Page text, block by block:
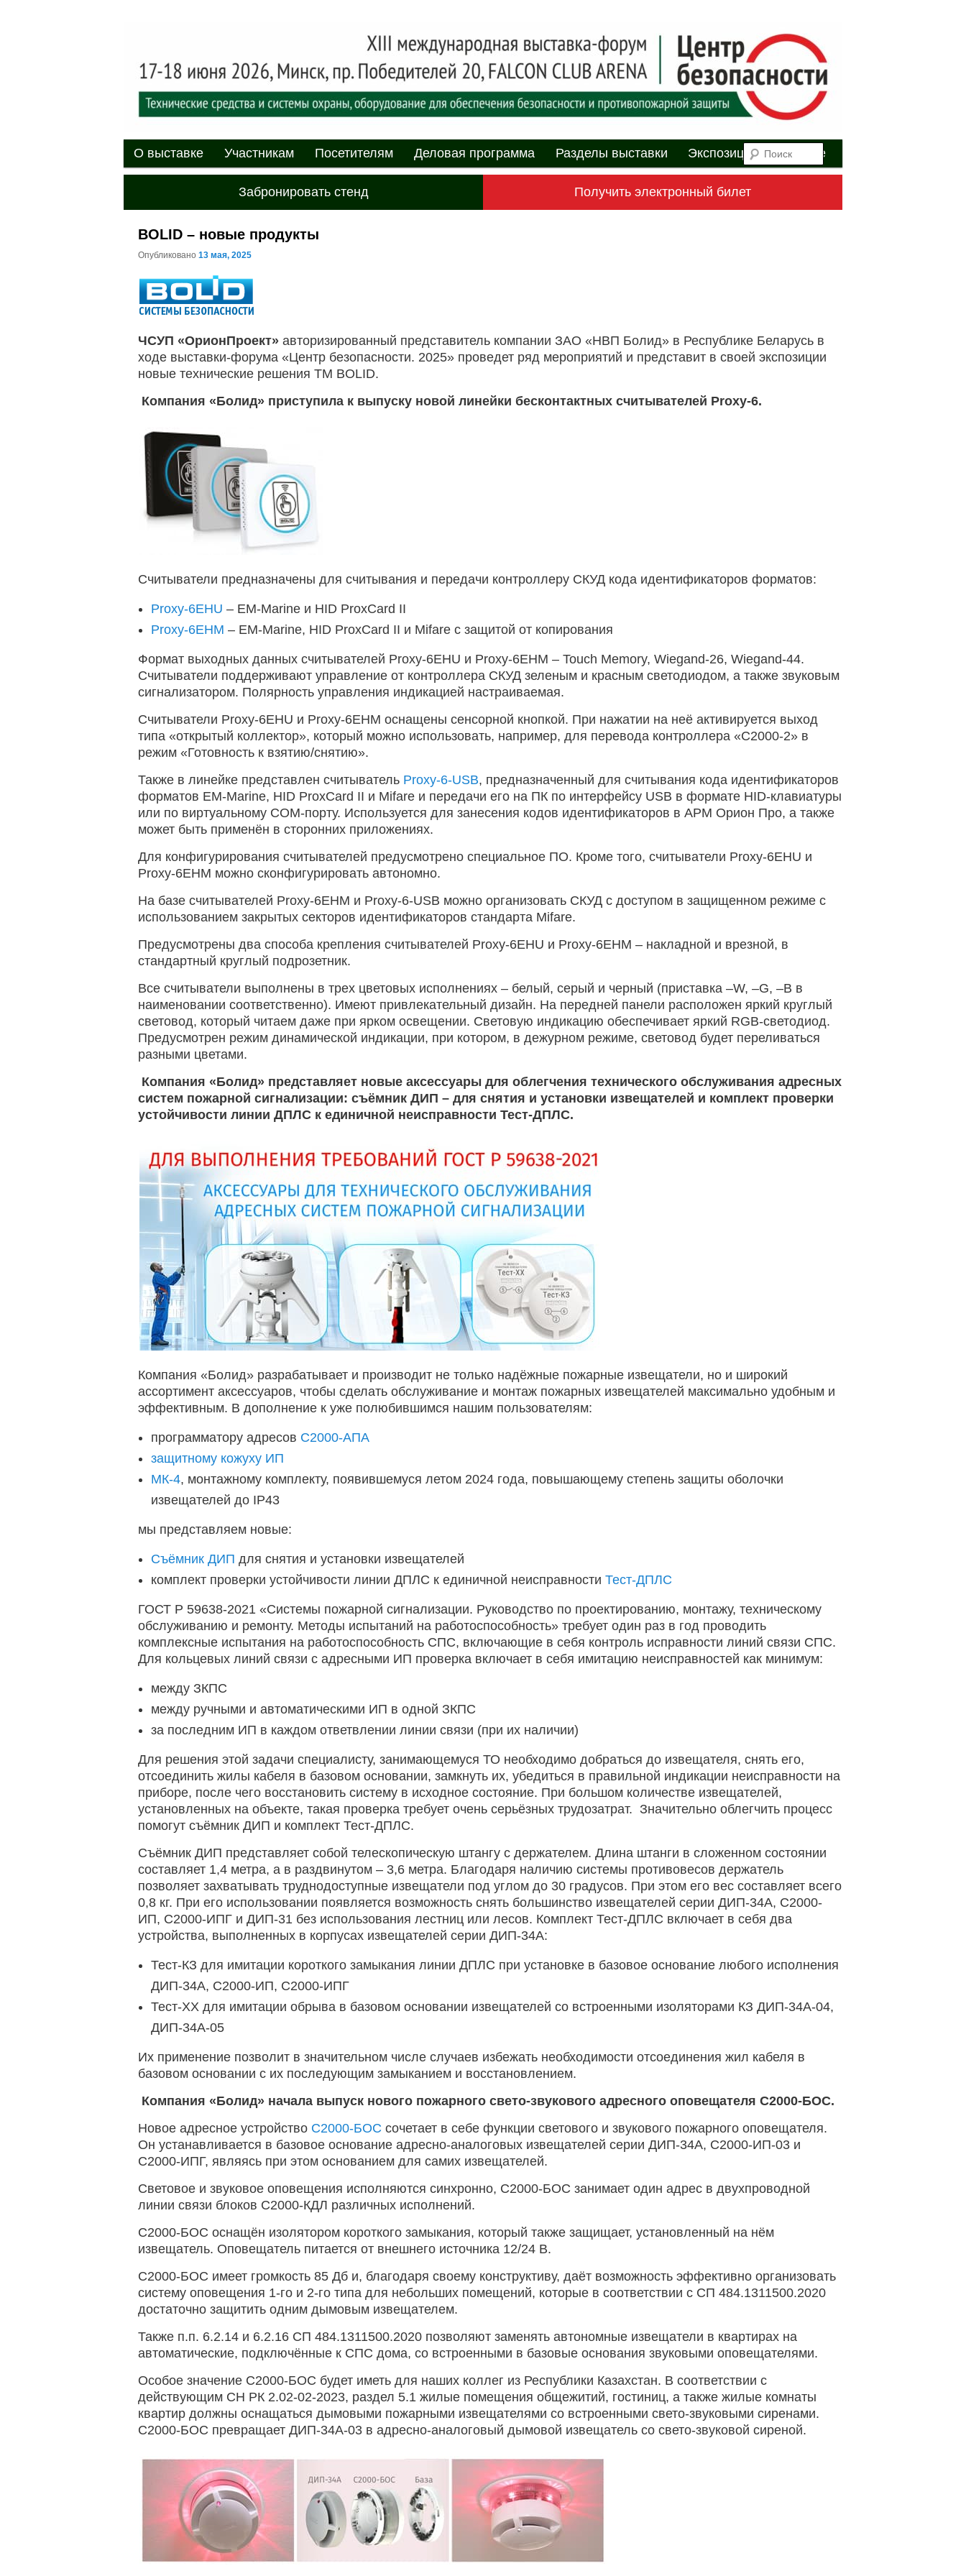
XII международная выставка-форум
«Центр безопасности»
обеспечения безопасности и противопожарной защиты. 4-5 июня 2025, Минск, пр. Победителей,
Поиск
Главное меню
Перейти к основному содержимому
Перейти к дополнительному содержимому
О выставке Участникам Посетителям Деловая программа Разделы выставки Экспозиция Youtube
Забронировать стенд Получить электронный билет
BOLID – новые продукты
Опубликовано 13 мая, 2025
ЧСУП «ОрионПроект» авторизированный представитель компании ЗАО «НВП Болид» в Республике Беларусь в
ходе выставки-форума «Центр безопасности. 2025» проведет ряд мероприятий и представит в своей экспозиции
новые технические решения ТМ BOLID.
Компания «Болид» приступила к выпуску новой линейки бесконтактных считывателей Proxy-6.
Считыватели предназначены для считывания и передачи контроллеру СКУД кода идентификаторов форматов:
Proxy-6EHU – EM-Marine и HID ProxCard II
Proxy-6EHМ – EM-Marine, HID ProxCard II и Mifare с защитой от копирования
Формат выходных данных считывателей Proxy-6EHU и Proxy-6EHM – Touch Memory, Wiegand-26, Wiegand-44.
Считыватели поддерживают управление от контроллера СКУД зеленым и красным светодиодом, а также звуковым
сигнализатором. Полярность управления индикацией настраиваемая.
Считыватели Proxy-6EHU и Proxy-6EHM оснащены сенсорной кнопкой. При нажатии на неё активируется выход
типа «открытый коллектор», который можно использовать, например, для перевода контроллера «С2000-2» в
режим «Готовность к взятию/снятию».
Также в линейке представлен считыватель Proxy-6-USB, предназначенный для считывания кода идентификаторов
форматов EM-Marine, HID ProxCard II и Mifare и передачи его на ПК по интерфейсу USB в формате HID-клавиатуры
или по виртуальному COM-порту. Используется для занесения кодов идентификаторов в АРМ Орион Про, а также
может быть применён в сторонних приложениях.
Для конфигурирования считывателей предусмотрено специальное ПО. Кроме того, считыватели Proxy-6EHU и
Proxy-6EHM можно сконфигурировать автономно.
На базе считывателей Proxy-6EHM и Proxy-6-USB можно организовать СКУД с доступом в защищенном режиме с
использованием закрытых секторов идентификаторов стандарта Mifare.
Предусмотрены два способа крепления считывателей Proxy-6EHU и Proxy-6EHM – накладной и врезной, в
стандартный круглый подрозетник.
Все считыватели выполнены в трех цветовых исполнениях – белый, серый и черный (приставка –W, –G, –B в
наименовании соответственно). Имеют привлекательный дизайн. На передней панели расположен яркий круглый
световод, который читаем даже при ярком освещении. Световую индикацию обеспечивает яркий RGB-светодиод.
Предусмотрен режим динамической индикации, при котором, в дежурном режиме, световод будет переливаться
разными цветами.
Компания «Болид» представляет новые аксессуары для облегчения технического обслуживания адресных
систем пожарной сигнализации: съёмник ДИП – для снятия и установки извещателей и комплект проверки
устойчивости линии ДПЛС к единичной неисправности Тест-ДПЛС.
Компания «Болид» разрабатывает и производит не только надёжные пожарные извещатели, но и широкий
ассортимент аксессуаров, чтобы сделать обслуживание и монтаж пожарных извещателей максимально удобным и
эффективным. В дополнение к уже полюбившимся нашим пользователям:
программатору адресов С2000-АПА
защитному кожуху ИП
МК-4, монтажному комплекту, появившемуся летом 2024 года, повышающему степень защиты оболочки
извещателей до IP43
мы представляем новые:
Съёмник ДИП для снятия и установки извещателей
комплект проверки устойчивости линии ДПЛС к единичной неисправности Тест-ДПЛС
ГОСТ Р 59638-2021 «Системы пожарной сигнализации. Руководство по проектированию, монтажу, техническому
обслуживанию и ремонту. Методы испытаний на работоспособность» требует один раз в год проводить
комплексные испытания на работоспособность СПС, включающие в себя контроль исправности линий связи СПС.
Для кольцевых линий связи с адресными ИП проверка включает в себя имитацию неисправностей как минимум:
между ЗКПС
между ручными и автоматическими ИП в одной ЗКПС
за последним ИП в каждом ответвлении линии связи (при их наличии)
Для решения этой задачи специалисту, занимающемуся ТО необходимо добраться до извещателя, снять его,
отсоединить жилы кабеля в базовом основании, замкнуть их, убедиться в правильной индикации неисправности на
приборе, после чего восстановить систему в исходное состояние. При большом количестве извещателей,
установленных на объекте, такая проверка требует очень серьёзных трудозатрат. Значительно облегчить процесс
помогут съёмник ДИП и комплект Тест-ДПЛС.
Съёмник ДИП представляет собой телескопическую штангу с держателем. Длина штанги в сложенном состоянии
составляет 1,4 метра, а в раздвинутом – 3,6 метра. Благодаря наличию системы противовесов держатель
позволяет захватывать труднодоступные извещатели под углом до 30 градусов. При этом его вес составляет всего
0,8 кг. При его использовании появляется возможность снять большинство извещателей серии ДИП-34А, С2000-
ИП, С2000-ИПГ и ДИП-31 без использования лестниц или лесов. Комплект Тест-ДПЛС включает в себя два
устройства, выполненных в корпусах извещателей серии ДИП-34А:
Тест-КЗ для имитации короткого замыкания линии ДПЛС при установке в базовое основание любого исполнения
ДИП-34А, С2000-ИП, С2000-ИПГ
Тест-ХХ для имитации обрыва в базовом основании извещателей со встроенными изоляторами КЗ ДИП-34А-04,
ДИП-34А-05
Их применение позволит в значительном числе случаев избежать необходимости отсоединения жил кабеля в
базовом основании с их последующим замыканием и восстановлением.
Компания «Болид» начала выпуск нового пожарного свето-звукового адресного оповещателя С2000-БОС.
Новое адресное устройство С2000-БОС сочетает в себе функции светового и звукового пожарного оповещателя.
Он устанавливается в базовое основание адресно-аналоговых извещателей серии ДИП-34А, С2000-ИП-03 и
С2000-ИПГ, являясь при этом основанием для самих извещателей.
Световое и звуковое оповещения исполняются синхронно, С2000-БОС занимает один адрес в двухпроводной
линии связи блоков С2000-КДЛ различных исполнений.
С2000-БОС оснащён изолятором короткого замыкания, который также защищает, установленный на нём
извещатель. Оповещатель питается от внешнего источника 12/24 В.
С2000-БОС имеет громкость 85 Дб и, благодаря своему конструктиву, даёт возможность эффективно организовать
систему оповещения 1-го и 2-го типа для небольших помещений, которые в соответствии с СП 484.1311500.2020
достаточно защитить одним дымовым извещателем.
Также п.п. 6.2.14 и 6.2.16 СП 484.1311500.2020 позволяют заменять автономные извещатели в квартирах на
автоматические, подключённые к СПС дома, со встроенными в базовые основания звуковыми оповещателями.
Особое значение С2000-БОС будет иметь для наших коллег из Республики Казахстан. В соответствии с
действующим СН РК 2.02-02-2023, раздел 5.1 жилые помещения общежитий, гостиниц, а также жилые комнаты
квартир должны оснащаться дымовыми пожарными извещателями со встроенными свето-звуковыми сиренами.
С2000-БОС превращает ДИП-34А-03 в адресно-аналоговый дымовой извещатель со свето-звуковой сиреной.